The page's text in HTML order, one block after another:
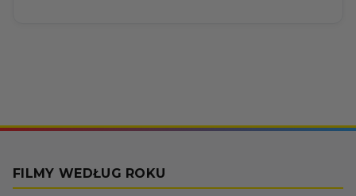
FILMY WEDŁUG ROKU